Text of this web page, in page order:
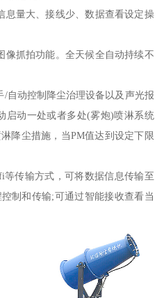
息量大、接线少、数据查看设定操
像抓拍功能。全天候全自动持续不
自动控制降尘治理设备以及声光报
启动一处或者多处(雾炮)喷淋系统
降尘措施，当PM值达到设定下限
等传输方式，可将数据信息传输至
制和传输;可通过智能接收查看当